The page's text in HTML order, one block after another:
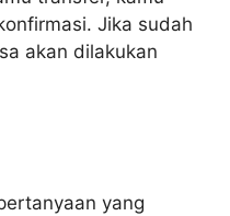
Jika sudah
akan dilakukan
yang